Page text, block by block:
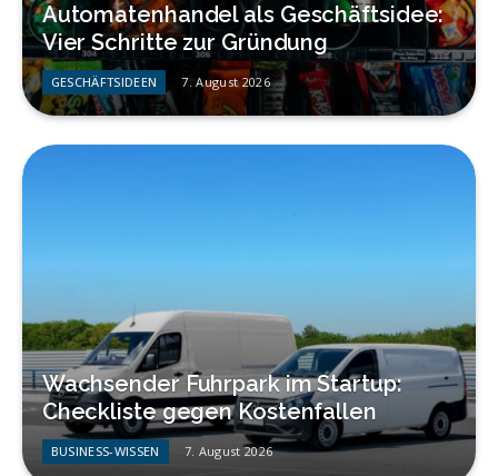
Automatenhandel als Geschäftsidee:
Vier Schritte zur Gründung
GESCHÄFTSIDEEN 7. August 2026
Wachsender Fuhrpark im Startup:
Checkliste gegen Kostenfallen
BUSINESS-WISSEN 7. August 2026